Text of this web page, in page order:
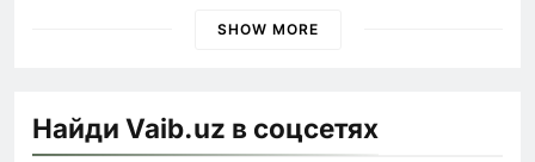
SHOW MORE
Найди Vaib.uz в соцсетях